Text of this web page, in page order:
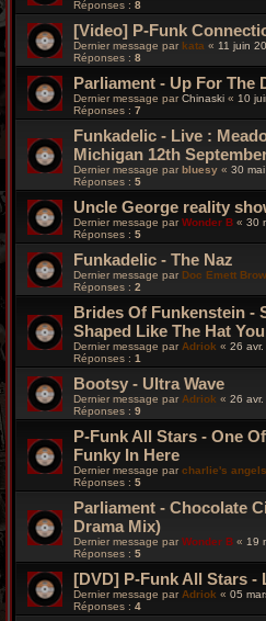
Réponses : 8
[Video] P-Funk
Dernier message par kata « 11 juin
Réponses : 8
Parliament - Up For The
Dernier message parChinaski « 10
Réponses : 7
Funkadelic - Live :
Michigan 12th
Dernier message par bluesy « 30
Réponses : 5
Uncle George reality
Dernier message parWonder B « 30
Réponses : 5
Funkadelic - The Naz
Dernier message par Doc Emett
Réponses : 2
Brides Of Funkenstein -
Shaped Like The Hat
Dernier message par Adriok « 26
Réponses : 1
Bootsy - Ultra Wave
Dernier message par Adriok « 26
Réponses : 9
P-Funk All Stars - One
Funky In Here
Dernier message par charlie's angels
Réponses : 5
Parliament - Chocolate
Drama Mix)
Dernier message par Wonder B « 19
Réponses : 5
[DVD] P-Funk All Stars -
Dernier message par Adriok « 05
Réponses : 4